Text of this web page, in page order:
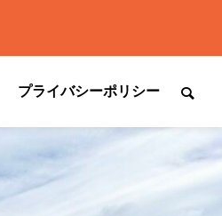
プライバシーポリシー